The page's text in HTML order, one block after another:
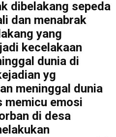
dibelakang sepeda
dan menabrak
yang
kecelakaan
dunia di
yg
meninggal dunia
memicu emosi
di desa